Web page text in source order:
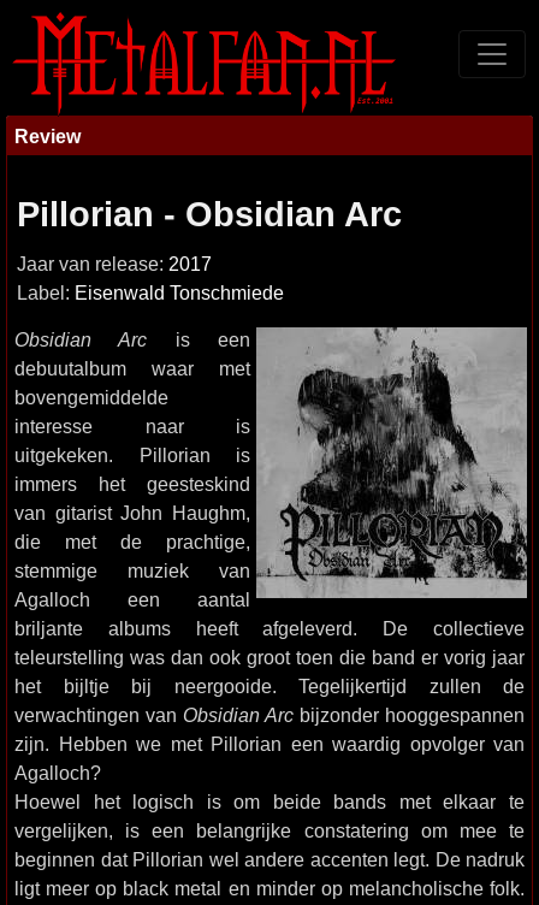
Review
Pillorian - Obsidian Arc
Jaar van release: 2017
Label: Eisenwald Tonschmiede
Obsidian Arc is een
debuutalbum waar met
bovengemiddelde
interesse naar is
uitgekeken. Pillorian is
immers het geesteskind
van gitarist John Haughm,
die met de prachtige,
stemmige muziek van
Agalloch een aantal
briljante albums heeft afgeleverd. De collectieve
teleurstelling was dan ook groot toen die band er vorig jaar
het bijltje bij neergooide. Tegelijkertijd zullen de
verwachtingen van Obsidian Arc bijzonder hooggespannen
zijn. Hebben we met Pillorian een waardig opvolger van
Agalloch?
Hoewel het logisch is om beide bands met elkaar te
vergelijken, is een belangrijke constatering om mee te
beginnen dat Pillorian wel andere accenten legt. De nadruk
ligt meer op black metal en minder op melancholische folk.